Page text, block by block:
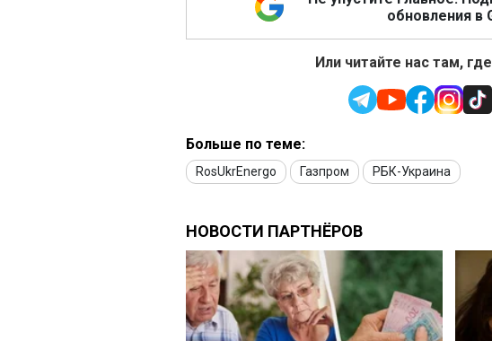
обновления в
Или читайте нас там,
Больше по теме:
RosUkrEnergo Газпром РБК-Украина